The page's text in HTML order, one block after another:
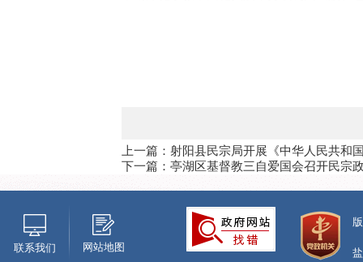
上一篇：射阳县民宗局开展《中华人民共和
下一篇：亭湖区基督教三自爱国会召开民宗
联系我们 网站地图